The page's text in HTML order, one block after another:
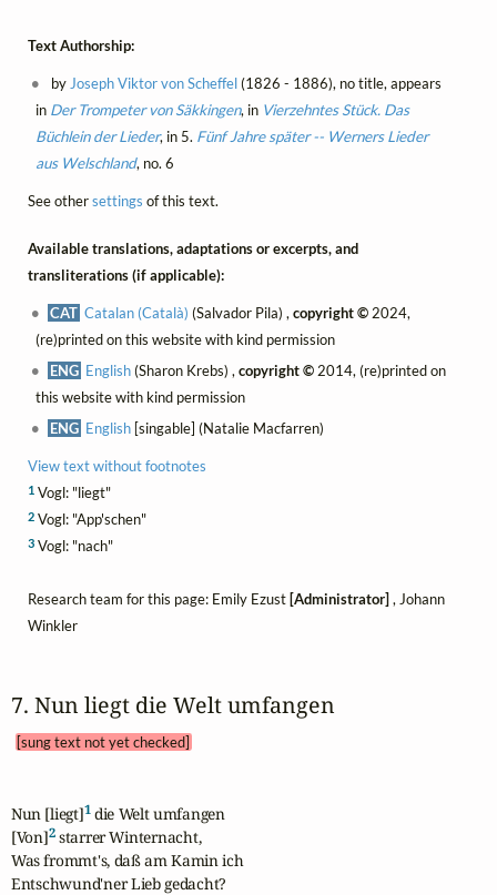
Text Authorship:
by Joseph Viktor von Scheffel(1826 - 1886), no title, appears
in Der Trompeter von Säkkingen, in Vierzehntes Stück. Das
Büchlein der Lieder, in 5. Fünf Jahre später -- Werners Lieder
aus Welschland, no. 6
See othersettings of this text.
Available translations, adaptations or excerpts, and
transliterations (if applicable):
CAT Catalan (Català) (Salvador Pila) ,copyright © 2024,
(re)printed on this website with kind permission
ENG English(Sharon Krebs) ,copyright © 2014, (re)printed on
this website with kind permission
ENG English [singable] (Natalie Macfarren)
View text without footnotes
1Vogl: "liegt"
2Vogl: "App'schen"
3Vogl: "nach"
Research team for this page: Emily Ezust [Administrator] , Johann
Winkler
7. Nun liegt die Welt umfangen
[sung text not yet checked]
Nun [liegt]1 die Welt umfangen
[Von]2 starrer Winternacht,
Was frommt's, daß am Kamin ich
Entschwund'ner Lieb gedacht?